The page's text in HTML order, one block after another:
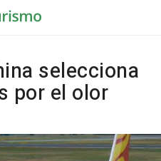
selecciona
por el olor